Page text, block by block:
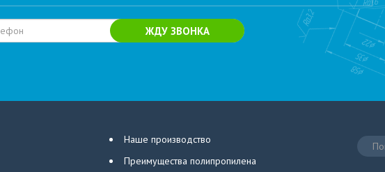
ЖДУ ЗВОНКА
Наше производство
Преимущества полипропилена